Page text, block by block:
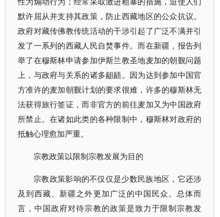
默许屈从并支持其政策，防止西藏地区的公众抗议。
政府对藏传佛教传统活动的干涉引起了广泛不满并引
发了一系列的西藏人民自焚事件。而在新疆，报告列
举了在穆斯林申请参加伊斯兰教圣地麦加的朝觐问题
上，与政府与关系的诸多龃龉。因为达到参加中国官
方准许的麦加朝觐计划的要求很难，许多的穆斯林无
法获得旅行签证，而非官方的前往麦加又为中国政府
所禁止。在诸如此类的各种限制中，穆斯林对政府的
抵触心理愈加严重。
宗教政策以限制宗教发展为目的
宗教政策影响的不仅仅是少数民族地区，它还涉
及到西藏、新疆之外更加广泛的中国民众。总体而
言，中国政府对待宗教的政策是致力于限制宗教发